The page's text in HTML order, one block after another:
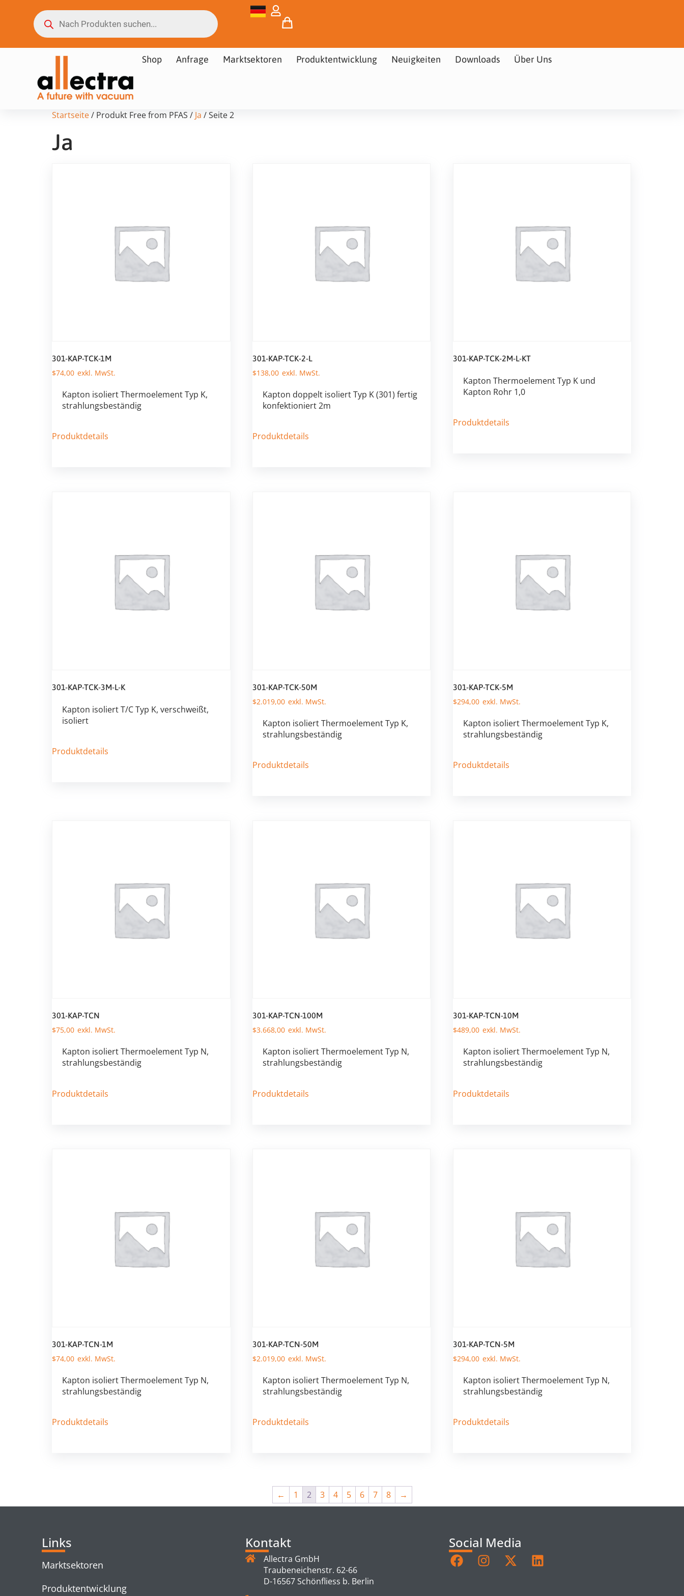
Shop Anfrage Marktsektoren Produktentwicklung Neuigkeiten Downloads Über Uns
Startseite/ Produkt Free from PFAS / Ja / Seite 2
Ja
301-KAP-TCK-1M
$74,00
Kapton isoliert Thermoelement Typ K,
strahlungsbeständig
Produktdetails
301-KAP-TCK-2-L
$138,00
Kapton doppelt isoliert Typ K (301) fertig
konfektioniert 2m
Produktdetails
301-KAP-TCK-2M-L-KT
Kapton Thermoelement Typ K und
Kapton Rohr 1,0
Produktdetails
301-KAP-TCK-3M-L-K
Kapton isoliert T/C Typ K, verschweißt,
isoliert
Produktdetails
301-KAP-TCK-50M
$2.019,00
Kapton isoliert Thermoelement Typ K,
strahlungsbeständig
Produktdetails
301-KAP-TCK-5M
$294,00
Kapton isoliert Thermoelement Typ K,
strahlungsbeständig
Produktdetails
301-KAP-TCN
$75,00
Kapton isoliert Thermoelement Typ N,
strahlungsbeständig
Produktdetails
301-KAP-TCN-100M
$3.668,00
Kapton isoliert Thermoelement Typ N,
strahlungsbeständig
Produktdetails
301-KAP-TCN-10M
$489,00
Kapton isoliert Thermoelement Typ N,
strahlungsbeständig
Produktdetails
301-KAP-TCN-1M
$74,00
Kapton isoliert Thermoelement Typ N,
strahlungsbeständig
Produktdetails
301-KAP-TCN-50M
$2.019,00
Kapton isoliert Thermoelement Typ N,
strahlungsbeständig
Produktdetails
301-KAP-TCN-5M
$294,00
Kapton isoliert Thermoelement Typ N,
strahlungsbeständig
Produktdetails
← 1 2 3 4 5 6 7 8 →
Links
Marktsektoren
Produktentwicklung
Kontakt
Allectra GmbH
Traubeneichenstr. 62-66
D-16567 Schönfliess b. Berlin
Social Media